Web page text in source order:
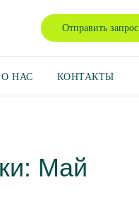
Отправить запрос
О НАС КОНТАКТЫ
Май